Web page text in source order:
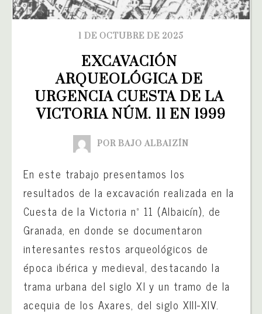
1 DE OCTUBRE DE 2025
EXCAVACIÓN
ARQUEOLÓGICA DE
URGENCIA CUESTA DE LA
VICTORIA NÚM. 11 EN 1999
POR BAJO ALBAIZÍN
En este trabajo presentamos los
resultados de la excavación realizada en la
Cuesta de la Victoria nº 11 (Albaicín), de
Granada, en donde se documentaron
interesantes restos arqueológicos de
época ibérica y medieval, destacando la
trama urbana del siglo XI y un tramo de la
acequia de los Axares, del siglo XIII-XIV.